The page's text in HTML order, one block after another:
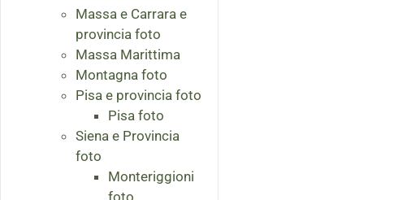
Massa e Carrara e
provincia foto
Massa Marittima
Montagna foto
Pisa e provincia foto
Pisa foto
Siena e Provincia
foto
Monteriggioni